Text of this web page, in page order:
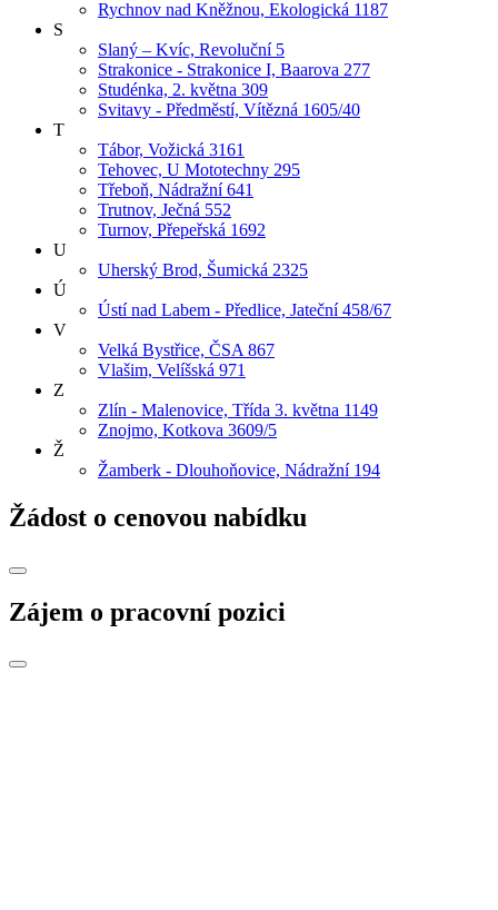
Rychnov nad Kněžnou, Ekologická 1187
S
Slaný – Kvíc, Revoluční 5
Strakonice - Strakonice I, Baarova 277
Studénka, 2. května 309
Svitavy - Předměstí, Vítězná 1605/40
T
Tábor, Vožická 3161
Tehovec, U Mototechny 295
Třeboň, Nádražní 641
Trutnov, Ječná 552
Turnov, Přepeřská 1692
U
Uherský Brod, Šumická 2325
Ú
Ústí nad Labem - Předlice, Jateční 458/67
V
Velká Bystřice, ČSA 867
Vlašim, Velíšská 971
Z
Zlín - Malenovice, Třída 3. května 1149
Znojmo, Kotkova 3609/5
Ž
Žamberk - Dlouhoňovice, Nádražní 194
Žádost o cenovou nabídku
Zájem o pracovní pozici